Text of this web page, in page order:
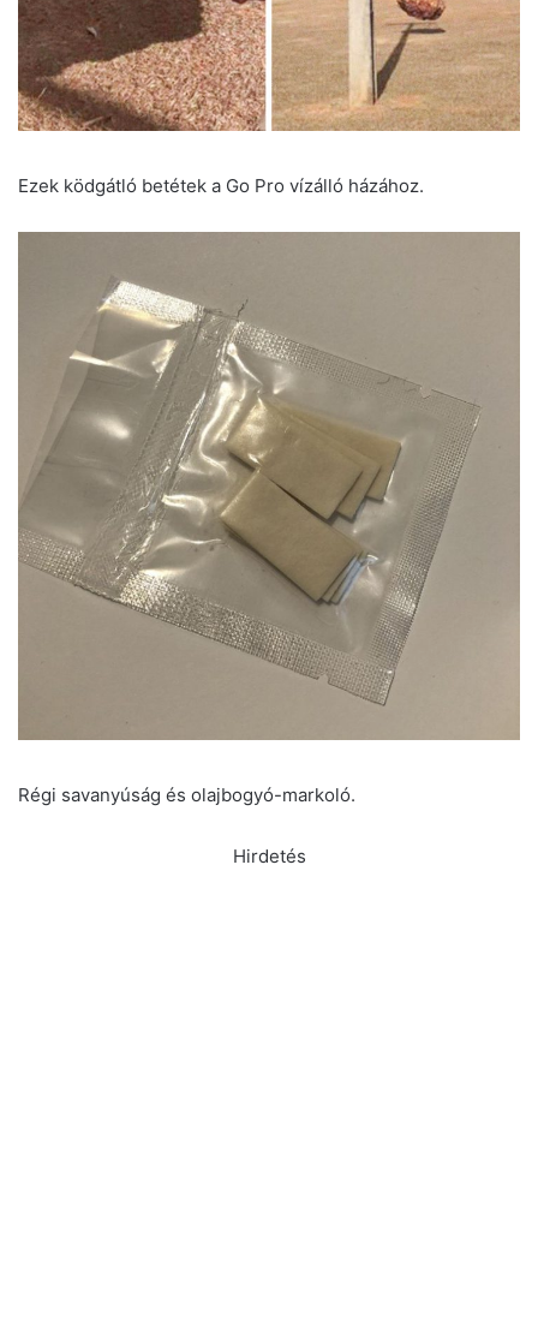
Ezek ködgátló betétek a Go Pro vízálló házához.
Régi savanyúság és olajbogyó-markoló.
Hirdetés